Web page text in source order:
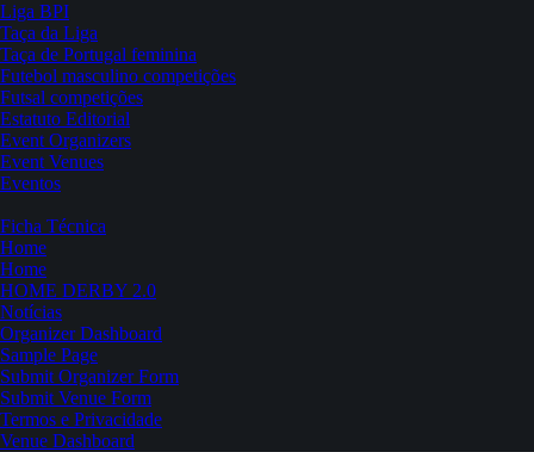
Liga BPI
Taça da Liga
Taça de Portugal feminina
Futebol masculino competições
Futsal competições
Estatuto Editorial
Event Organizers
Event Venues
Eventos
Ficha Técnica
Home
Home
HOME DERBY 2.0
Notícias
Organizer Dashboard
Sample Page
Submit Organizer Form
Submit Venue Form
Termos e Privacidade
Venue Dashboard